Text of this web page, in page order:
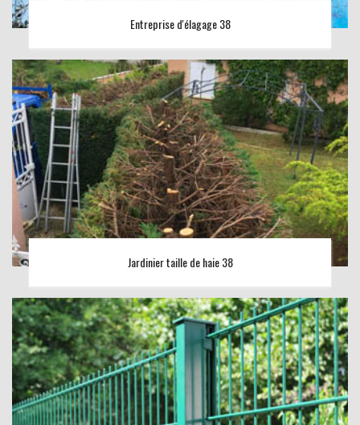
Entreprise d'élagage 38
Jardinier taille de haie 38